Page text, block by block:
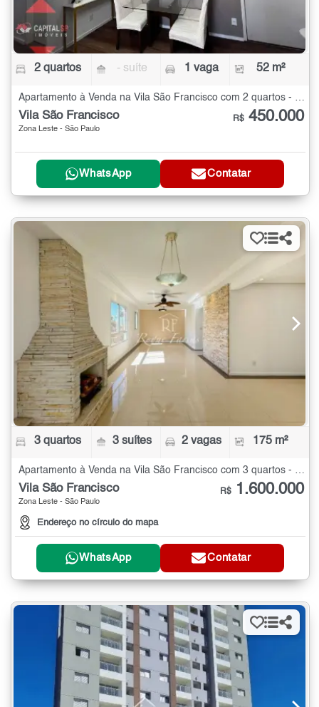
2 quartos - suíte 1 vaga 52 m²
Apartamento à Venda na Vila São Francisco com 2 quartos - 52 m²
Vila São Francisco
Zona Leste - São Paulo
R$ 450.000
WhatsApp Contatar
3 quartos 3 suítes 2 vagas 175 m²
Vila São Francisco
Zona Leste - São Paulo
Endereço no círculo do mapa
R$ 1.600.000
WhatsApp Contatar